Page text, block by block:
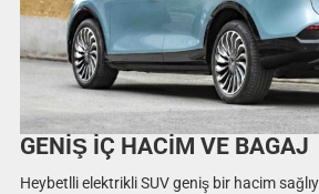
GENİŞ İÇ HACİM VE BAGAJ
Heybetlli elektrikli SUV geniş bir hacim